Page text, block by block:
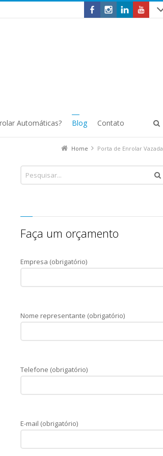
Automáticas? Blog Contato
Home Porta de Enrolar Vazada
Faça um orçamento
Empresa (obrigatório)
Nome representante (obrigatório)
Telefone (obrigatório)
E-mail (obrigatório)